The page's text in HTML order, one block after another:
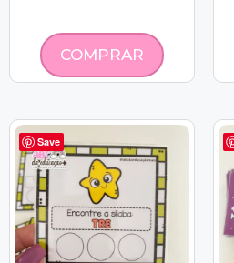
COMPRAR
Save